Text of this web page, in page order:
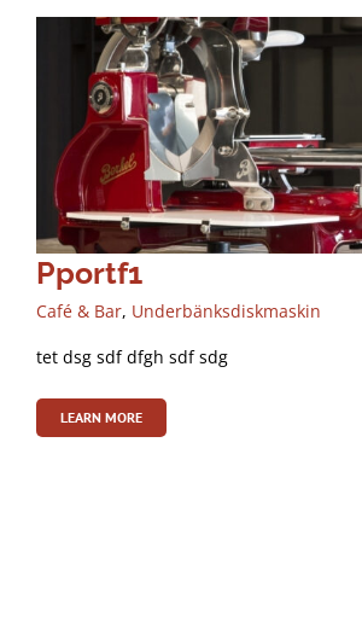
Pportf1
Café & Bar, Underbänksdiskmaskin
tet dsg sdf dfgh sdf sdg
LEARN MORE